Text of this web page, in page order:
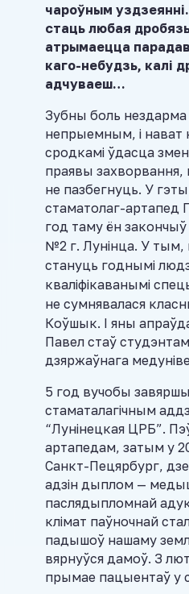
чароўным
стаць любая
атрымаецца
каго-небудзь, калі
адчуваеш…
Зубны боль
непрыемным, і нават
сродкамі ўдасца
праявы захворвання,
не пазбегнуць. У
стаматолаг-артапед
год таму ён
№2 г. Лунінца. У тым,
стануць годнымі
кваліфікаванымі
не сумнявалася
Коўшык. I яны
Павел стаў
дзяржаўнага
5 год вучобы
стаматалагічным
“Лунінецкая ЦРБ”.
артапедам, затым у
Санкт-Пецярбург,
адзін дыплом —
паслядыпломнай
клімат паўночнай
падышоў нашаму
вярнуўся дамоў. З
прымае пацыентаў у